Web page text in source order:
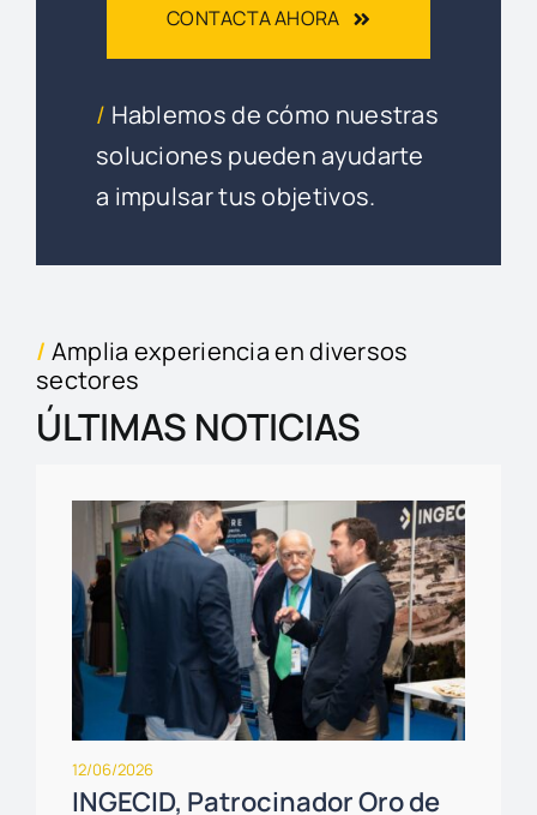
CONTACTA AHORA
/ Hablemos de cómo nuestras
soluciones pueden ayudarte
a impulsar tus objetivos.
/ Amplia experiencia en diversos
sectores
ÚLTIMAS NOTICIAS
12/06/2026
INGECID, Patrocinador Oro de